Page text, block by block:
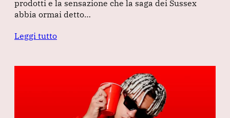
prodotti e la sensazione che la saga dei Sussex
abbia ormai detto…
Leggi tutto